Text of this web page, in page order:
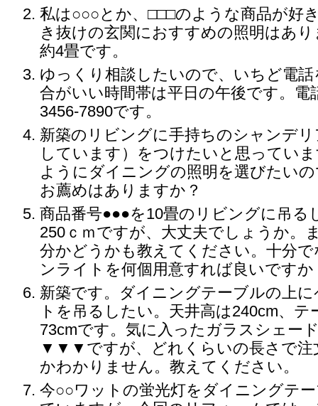
私は○○○とか、□□□のような商品が好
き抜けの玄関におすすめの照明はあ
約4畳です。
ゆっくり相談したいので、いちど電
合がいい時間帯は平日の午後です。
3456-7890です。
新築のリビングに手持ちのシャンデ
しています）をつけたいと思ってい
ようにダイニングの照明を選びたい
お薦めはありますか？
商品番号●●●を10畳のリビングに吊る
250ｃｍですが、大丈夫でしょうか。
分かどうかも教えてください。十分
ンライトを何個用意すれば良いですか
新築です。ダイニングテーブルの上
トを吊るしたい。天井高は240cm、
73cmです。気に入ったガラスシェ
▼▼▼ですが、どれくらいの長さで注
かわかりません。教えてください。
今○○ワットの蛍光灯をダイニングテ